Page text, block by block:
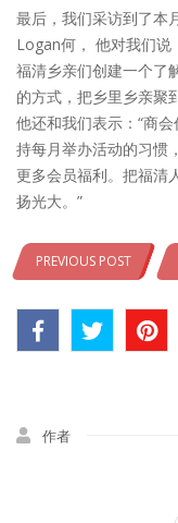
最后，我们采访到了本
Logan何， 他对我们说
福清乡亲们创建一个了
的方式，把乡里乡亲聚
他还和我们表示：“商
持每月举办活动的习惯
更多会员福利。把福清
扬光大。”
PREVIOUS POST
作者